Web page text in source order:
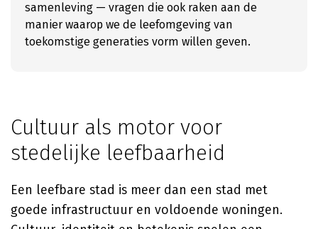
samenleving — vragen die ook raken aan de
manier waarop we de leefomgeving van
toekomstige generaties vorm willen geven.
Cultuur als motor voor
stedelijke leefbaarheid
Een leefbare stad is meer dan een stad met
goede infrastructuur en voldoende woningen.